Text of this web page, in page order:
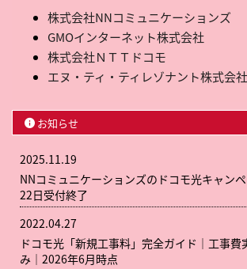
株式会社NNコミュニケーションズ
GMOインターネット株式会社
株式会社ＮＴＴドコモ
エヌ・ティ・ティレゾナント株式会社
お知らせ
2025.11.19
NNコミュニケーションズのドコモ光キャン
22日受付終了
2022.04.27
ドコモ光「新規工事料」完全ガイド｜工事費
み｜2026年6月時点